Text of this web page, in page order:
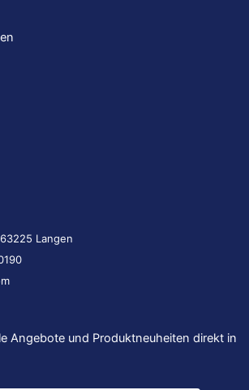
Langen
Angebote und Produktneuheiten direkt in